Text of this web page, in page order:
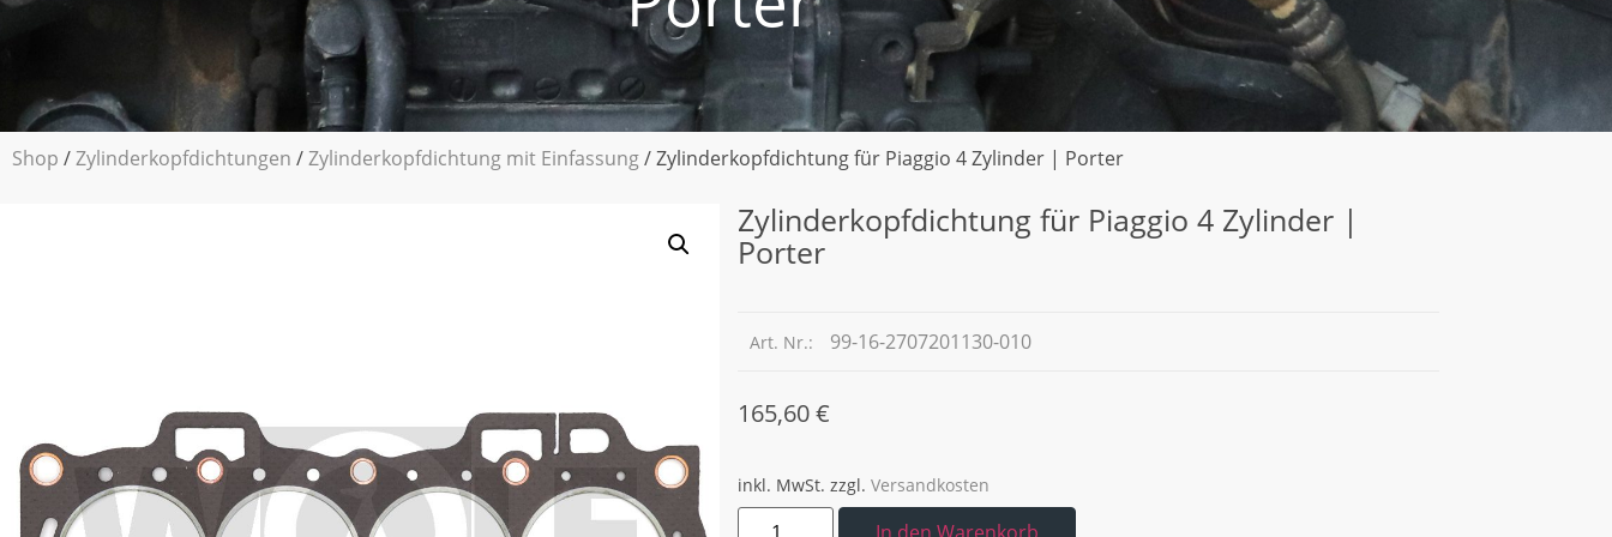
Shop /Zylinderkopfdichtungen /Zylinderkopfdichtung mit Einfassung/ Zylinderkopfdichtung für Piaggio 4 Zylinder | Porter
Zylinderkopfdichtung für Piaggio 4 Zylinder |
Porter
Art. Nr.: 99-16-2707201130-010
165,60€
inkl. MwSt. zzgl. Versandkosten